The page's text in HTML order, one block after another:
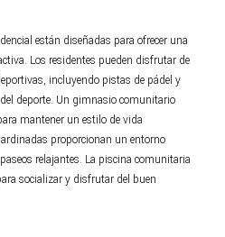
están diseñadas para ofrecer una
Los residentes pueden disfrutar de
incluyendo pistas de pádel y
deporte. Un gimnasio comunitario
mantener un estilo de vida
proporcionan un entorno
relajantes. La piscina comunitaria
socializar y disfrutar del buen